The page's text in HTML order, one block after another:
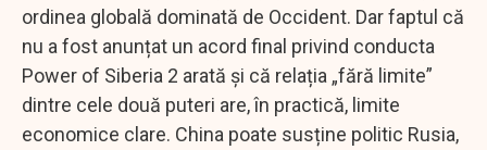
ordinea globală dominată de Occident. Dar faptul că
nu a fost anunțat un acord final privind conducta
Power of Siberia 2 arată și că relația „fără limite”
dintre cele două puteri are, în practică, limite
economice clare. China poate susține politic Rusia,